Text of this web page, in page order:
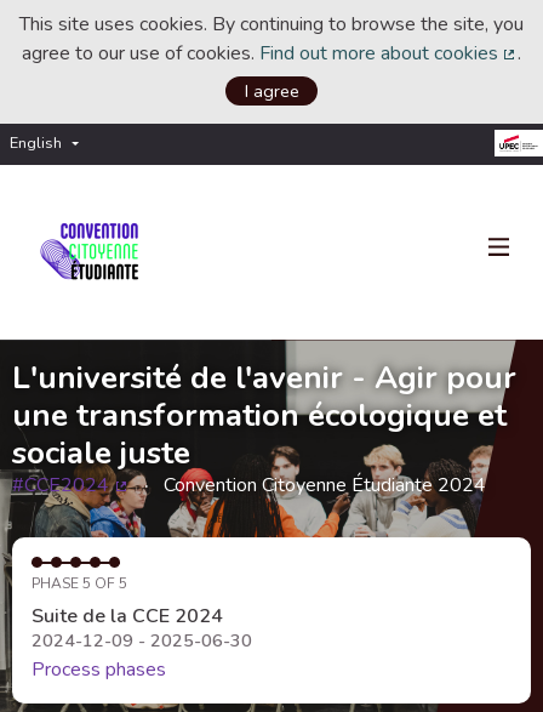
This site uses cookies. By continuing to browse the site, you
agree to our use of cookies. Find out more about cookies .
I agree
English Choisir la langue
L'université de l'avenir - Agir pour
une transformation écologique et
sociale juste
#CCE2024
(External link)
Convention Citoyenne Étudiante 2024
PHASE 5 OF 5
Suite de la CCE 2024
2024-12-09 - 2025-06-30
Process phases